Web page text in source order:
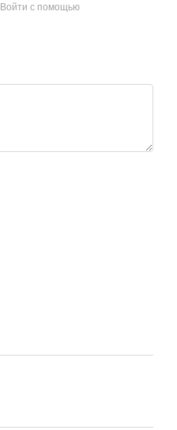
Войти с помощью